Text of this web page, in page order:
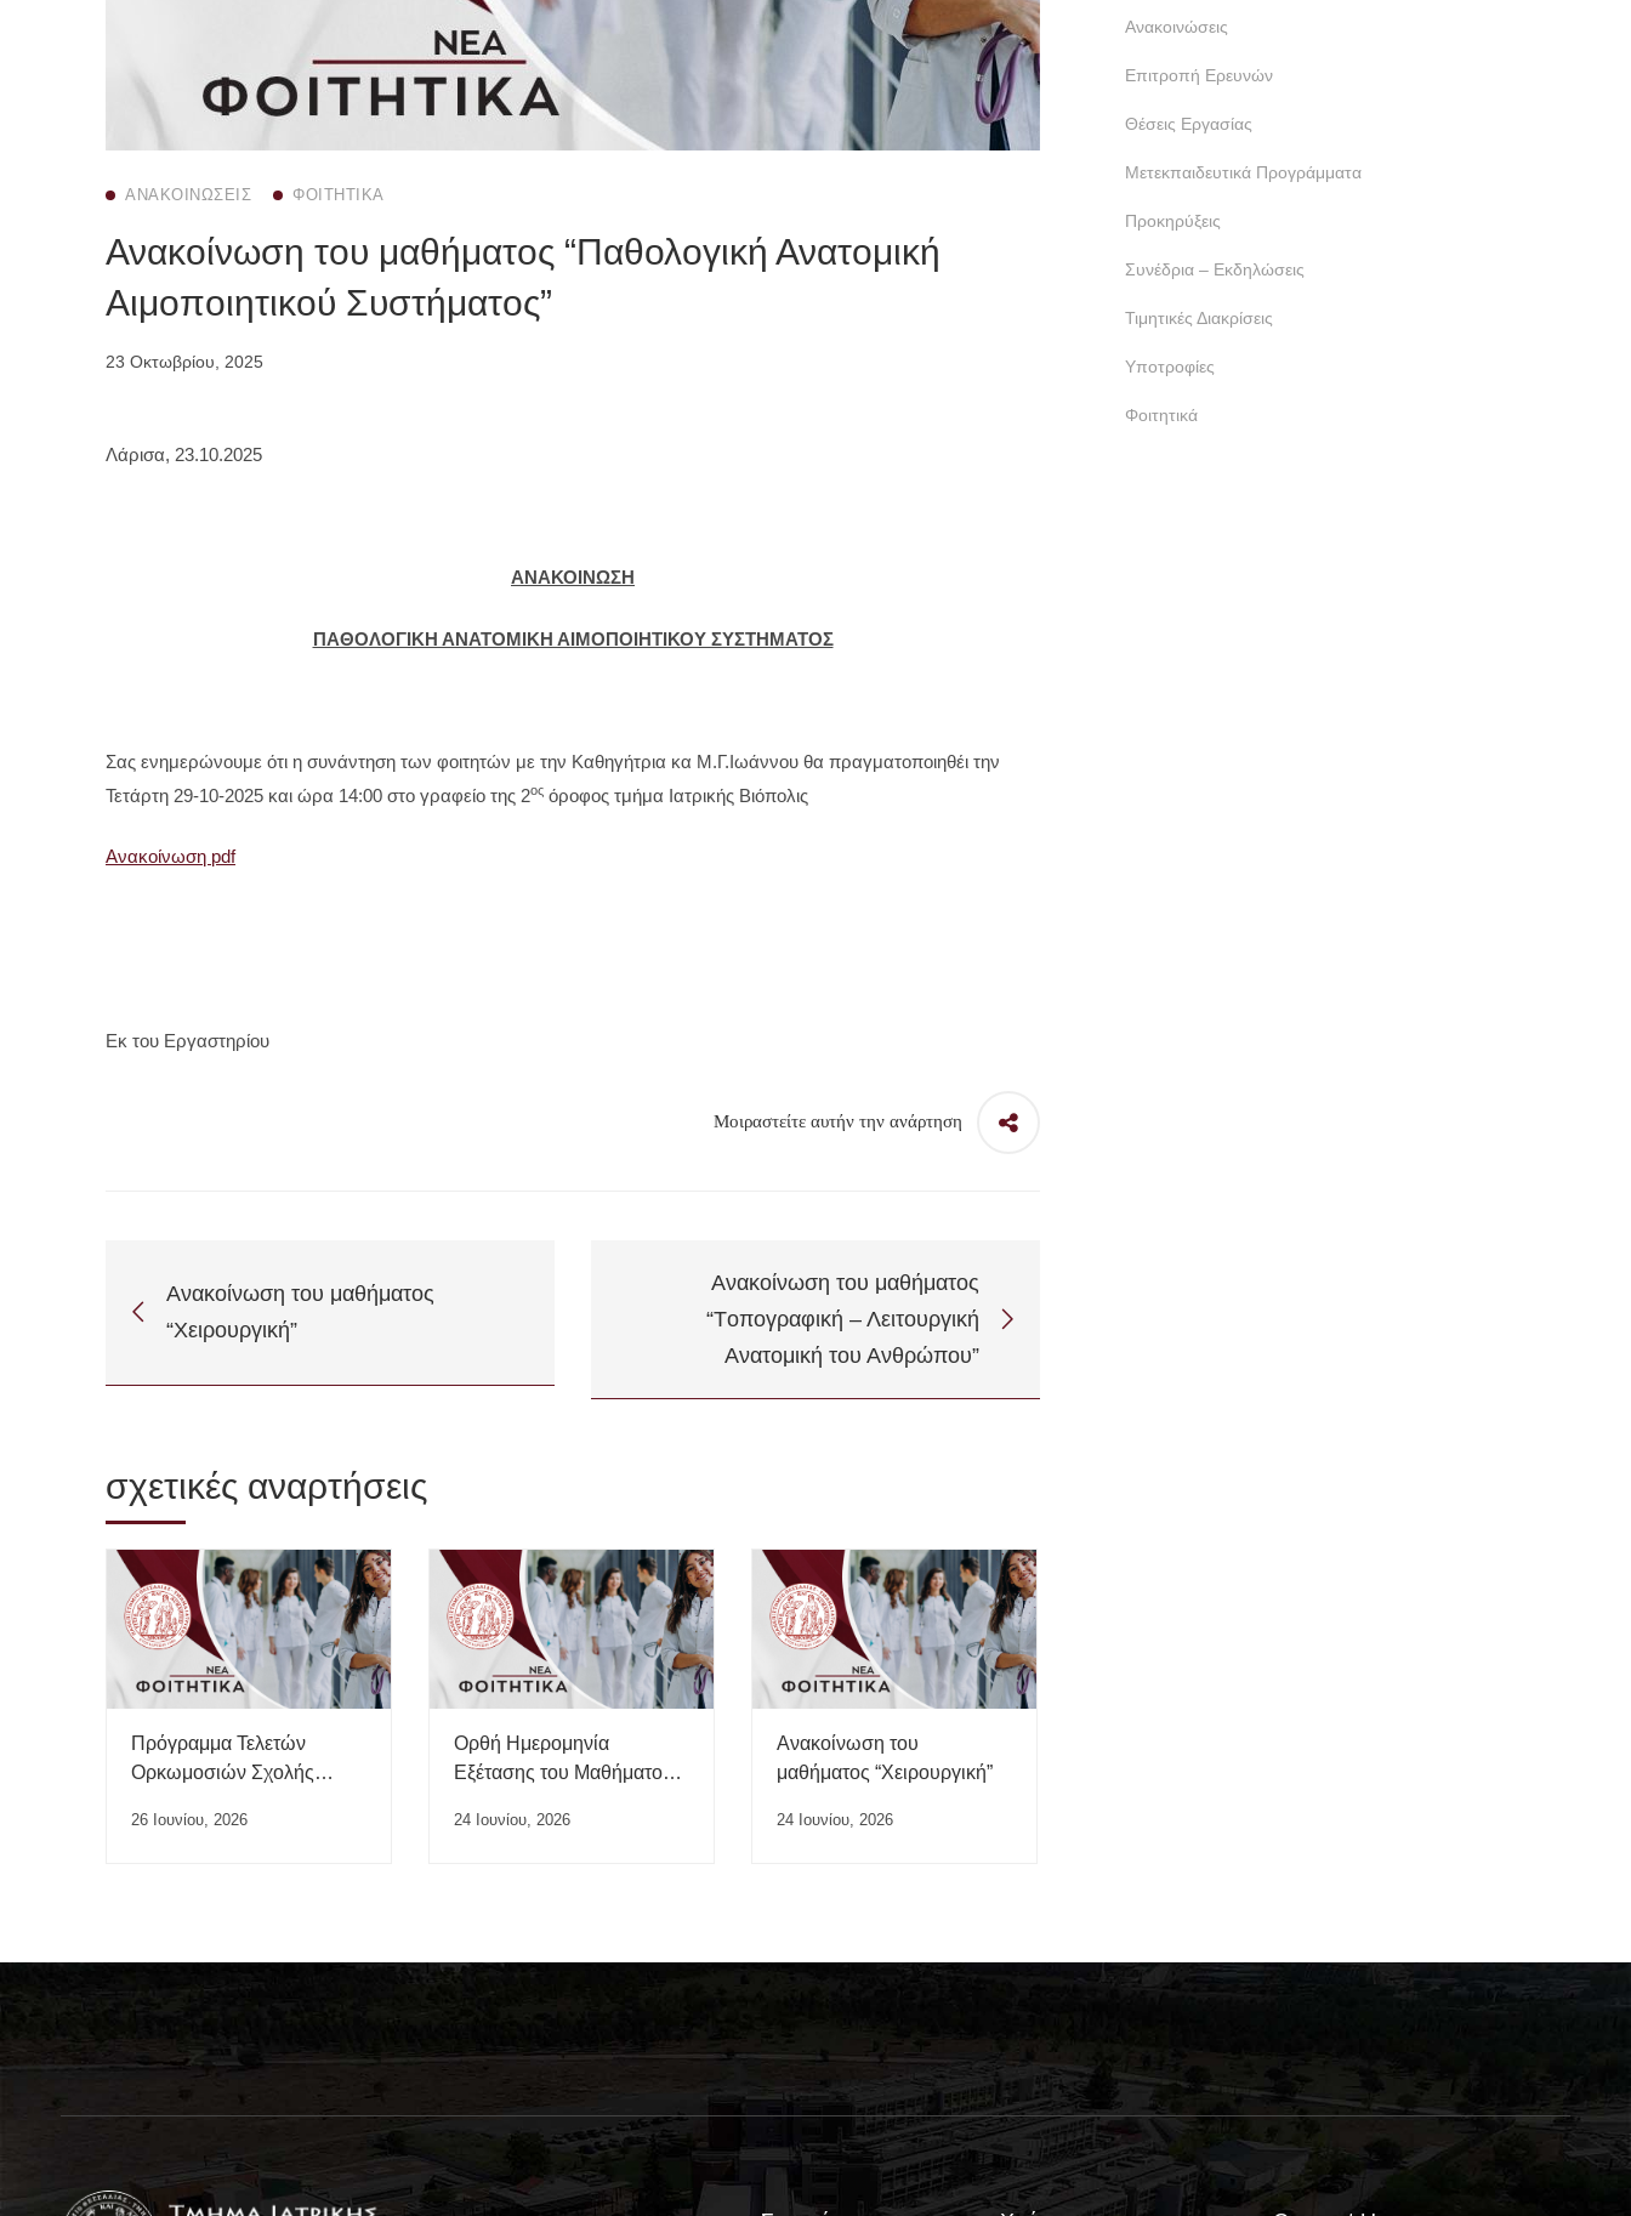
ΑΝΑΚΟΙΝΏΣΕΙΣ ΦΟΙΤΗΤΙΚΆ
Ανακοίνωση του μαθήματος “Παθολογική Ανατομική
Αιμοποιητικού Συστήματος”
23 Οκτωβρίου, 2025
Λάρισα, 23.10.2025
ΑΝΑΚΟΙΝΩΣΗ
ΠΑΘΟΛΟΓΙΚΗ ΑΝΑΤΟΜΙΚΗ ΑΙΜΟΠΟΙΗΤΙΚΟΥ ΣΥΣΤΗΜΑΤΟΣ
Σας ενημερώνουμε ότι η συνάντηση των φοιτητών με την Καθηγήτρια κα Μ.Γ.Ιωάννου θα πραγματοποιηθέι την
Τετάρτη 29-10-2025 και ώρα 14:00 στο γραφείο της 2ος όροφος τμήμα Ιατρικής Βιόπολις
Ανακοίνωση pdf
Εκ του Εργαστηρίου
Μοιραστείτε αυτήν την ανάρτηση
Ανακοίνωση του μαθήματος
“Χειρουργική”
Ανακοίνωση του μαθήματος
“Tοπογραφική – Λειτουργική
Ανατομική του Ανθρώπου”
σχετικές αναρτήσεις
Πρόγραμμα Τελετών
Ορκωμοσιών Σχολής
Ιούλιος 2026
26 Ιουνίου, 2026
Ορθή Ημερομηνία
Εξέτασης του Μαθήματος
24 Ιουνίου, 2026
Ανακοίνωση του
μαθήματος “Χειρουργική”
24 Ιουνίου, 2026
Ανακοινώσεις
Επιτροπή Ερευνών
Θέσεις Εργασίας
Μετεκπαιδευτικά Προγράμματα
Προκηρύξεις
Συνέδρια – Εκδηλώσεις
Τιμητικές Διακρίσεις
Υποτροφίες
Φοιτητικά